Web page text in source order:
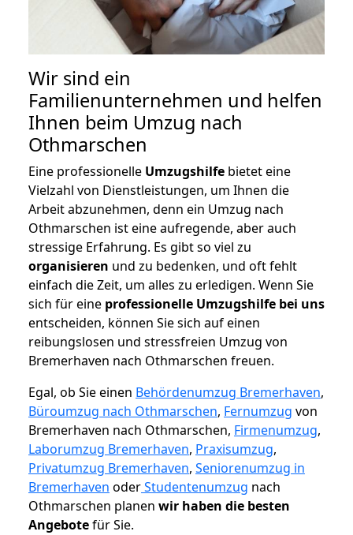
Wir sind ein
Familienunternehmen und helfen
Ihnen beim Umzug nach
Othmarschen
Eine professionelle Umzugshilfe bietet eine
Vielzahl von Dienstleistungen, um Ihnen die
Arbeit abzunehmen, denn ein Umzug nach
Othmarschen ist eine aufregende, aber auch
stressige Erfahrung. Es gibt so viel zu
organisieren und zu bedenken, und oft fehlt
einfach die Zeit, um alles zu erledigen. Wenn Sie
sich für eine professionelle Umzugshilfe bei uns
entscheiden, können Sie sich auf einen
reibungslosen und stressfreien Umzug von
Bremerhaven nach Othmarschen freuen.
Egal, ob Sie einen Behördenumzug Bremerhaven,
Büroumzug nach Othmarschen, Fernumzug von
Bremerhaven nach Othmarschen, Firmenumzug,
Laborumzug Bremerhaven, Praxisumzug,
Privatumzug Bremerhaven, Seniorenumzug in
Bremerhaven oderStudentenumzug nach
Othmarschen planen wir haben die besten
Angebotefür Sie.